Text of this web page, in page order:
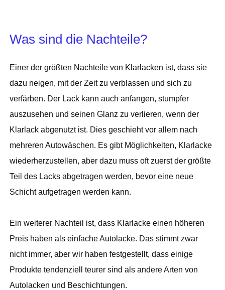
Was sind die Nachteile?
Einer der größten Nachteile von Klarlacken ist, dass sie
dazu neigen, mit der Zeit zu verblassen und sich zu
verfärben. Der Lack kann auch anfangen, stumpfer
auszusehen und seinen Glanz zu verlieren, wenn der
Klarlack abgenutzt ist. Dies geschieht vor allem nach
mehreren Autowäschen. Es gibt Möglichkeiten, Klarlacke
wiederherzustellen, aber dazu muss oft zuerst der größte
Teil des Lacks abgetragen werden, bevor eine neue
Schicht aufgetragen werden kann.
Ein weiterer Nachteil ist, dass Klarlacke einen höheren
Preis haben als einfache Autolacke. Das stimmt zwar
nicht immer, aber wir haben festgestellt, dass einige
Produkte tendenziell teurer sind als andere Arten von
Autolacken und Beschichtungen.